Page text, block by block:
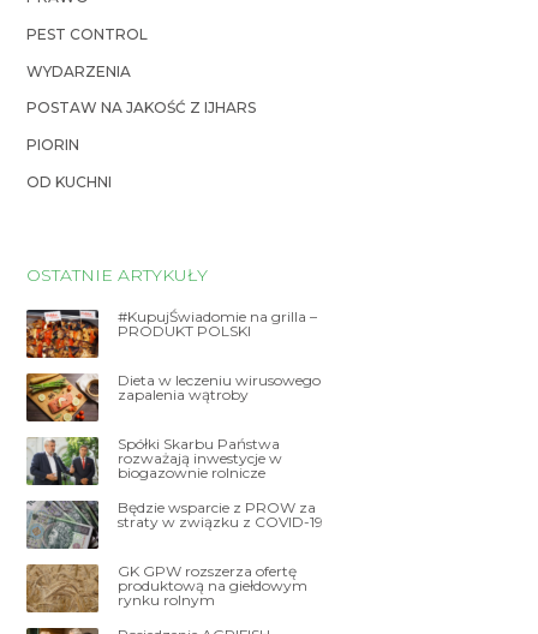
PEST CONTROL
WYDARZENIA
POSTAW NA JAKOŚĆ Z IJHARS
PIORIN
OD KUCHNI
OSTATNIE ARTYKUŁY
#KupujŚwiadomie na grilla –
PRODUKT POLSKI
Dieta w leczeniu wirusowego
zapalenia wątroby
Spółki Skarbu Państwa
rozważają inwestycje w
biogazownie rolnicze
Będzie wsparcie z PROW za
straty w związku z COVID-19
GK GPW rozszerza ofertę
produktową na giełdowym
rynku rolnym